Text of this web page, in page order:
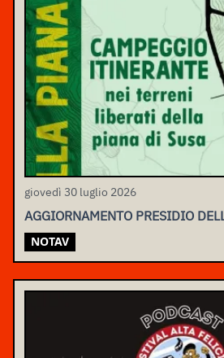
giovedì 30 luglio 2026
AGGIORNAMENTO PRESIDIO
NOTAV